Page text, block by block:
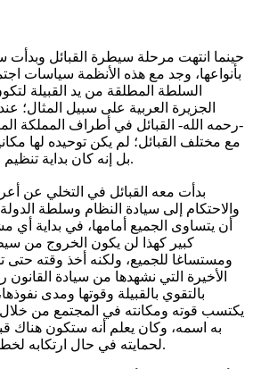
حينما انتهت مرحلة سيطرة القبائل وبدأت
بأنواعها، وجد مع هذه الأنظمة سياسات
السلطة المطلقة من يد القبيلة
الجزيرة العربية على سبيل المثال؛
-رحمه الله- القبائل في أطراف المملكة
مع مختلف القبائل؛ لم يكن توحيده لها
بل إنه كان بداية تنظيم اجتماعي وقانوني للجميع.
بدأت معه القبائل في التخلي عن
والاحتكام إلى سيادة النظام وسلطة
أن يتساوى الجميع أمامها، في بداية
كبير كهذا لن يكون الخروج من
ومستساغا للجميع، ولكنه أخذ وقته حتى
الأخيرة التي نشهدها من سيادة
بالتقوي بالقبيلة وقوتها ومدى
يكتسب قوته ومكانته في المجتمع من خلال
به اسمه، وكان يعلم أنه ستكون هناك
لحمايته في حال ارتكابه لخطأ أو جرم عامدا أو مخطئا.